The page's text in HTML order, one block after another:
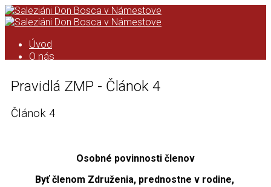
Úvod
O nás
História saleziánskeho diela na
Orave
Podcast
Kronika ASC
Taktovka
ZMP
Pravidlá ZMP - Článok 4
Článok 4
Osobné povinnosti členov
Byť členom Združenia, prednostne v rodine,